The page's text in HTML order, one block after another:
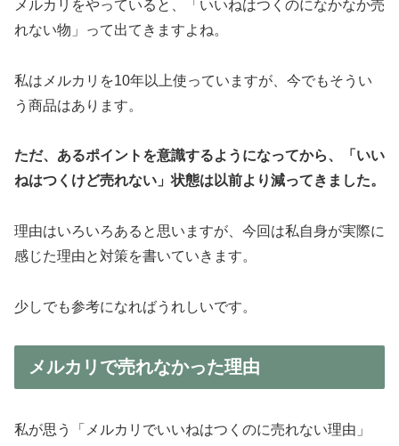
メルカリをやっていると、「いいねはつくのになかなか売
れない物」って出てきますよね。
私はメルカリを10年以上使っていますが、今でもそうい
う商品はあります。
ただ、あるポイントを意識するようになってから、「いい
ねはつくけど売れない」状態は以前より減ってきました。
理由はいろいろあると思いますが、今回は私自身が実際に
感じた理由と対策を書いていきます。
少しでも参考になればうれしいです。
メルカリで売れなかった理由
私が思う「メルカリでいいねはつくのに売れない理由」